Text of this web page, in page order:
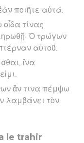
ποιῆτε αὐτά.
τίνας
Ὁ τρώγων
αὐτοῦ.
ἵνα
ἄν τινα πέμψω
λαμβάνει τὸν
le trahir